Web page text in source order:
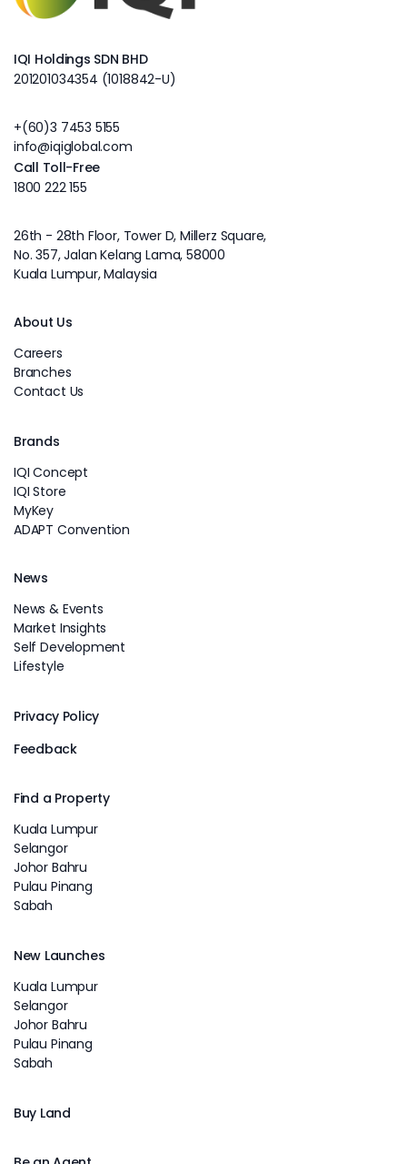
IQI Holdings SDN BHD
201201034354 (1018842-U)
+(60)3 7453 5155
info@iqiglobal.com
Call Toll-Free
1800 222 155
26th - 28th Floor, Tower D, Millerz Square,
No. 357, Jalan Kelang Lama, 58000
Kuala Lumpur, Malaysia
About Us
Careers
Branches
Contact Us
Brands
IQI Concept
IQI Store
MyKey
ADAPT Convention
News
News & Events
Market Insights
Self Development
Lifestyle
Privacy Policy
Feedback
Find a Property
Kuala Lumpur
Selangor
Johor Bahru
Pulau Pinang
Sabah
New Launches
Kuala Lumpur
Selangor
Johor Bahru
Pulau Pinang
Sabah
Buy Land